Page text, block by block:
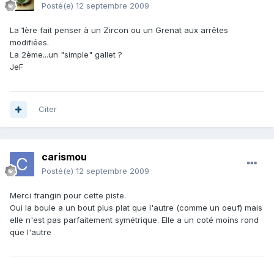
Posté(e) 12 septembre 2009
La 1ère fait penser à un Zircon ou un Grenat aux arrêtes
modifiées.
La 2ème...un "simple" gallet ?
JeF
Citer
carismou
Posté(e) 12 septembre 2009
Merci frangin pour cette piste.
Oui la boule a un bout plus plat que l'autre (comme un oeuf) mais
elle n'est pas parfaitement symétrique. Elle a un coté moins rond
que l'autre